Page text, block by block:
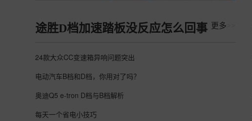
途胜D档加速踏板没反应怎么回事 更多
24款大众CC变速箱异响问题突出
电动汽车B档和D档，你用对了吗？
奥迪Q5 e-tron D档与B档解析
每天一个省电小技巧